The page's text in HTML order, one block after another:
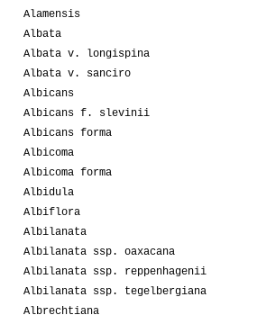
Alamensis
Albata
Albata v. longispina
Albata v. sanciro
Albicans
Albicans f. slevinii
Albicans forma
Albicoma
Albicoma forma
Albidula
Albiflora
Albilanata
Albilanata ssp. oaxacana
Albilanata ssp. reppenhagenii
Albilanata ssp. tegelbergiana
Albrechtiana